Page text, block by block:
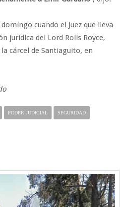
cuando el Juez que lleva
jurídica del Lord Rolls Royce,
cárcel de Santiaguito, en
PODER JUDICIAL SEGURIDAD